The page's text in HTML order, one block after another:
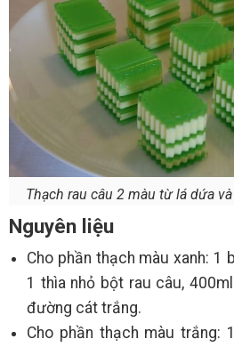
Thạch rau câu 2 màu từ lá dứa
Nguyên liệu
Cho phần thạch màu xanh: 1
1 thìa nhỏ bột rau câu,
đường cát trắng.
Cho phần thạch màu trắng: